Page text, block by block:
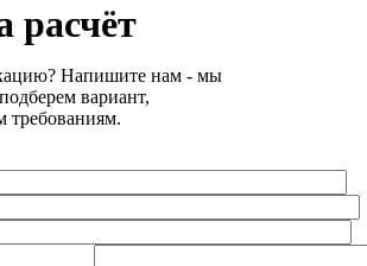
расчёт
Напишите нам - мы
вариант,